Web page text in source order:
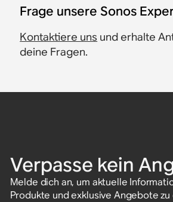
​Frage unsere Sonos
Kontaktiere uns und erhalte
deine Fragen.
Verpasse kein
Melde dich an, um aktuelle
Produkte und exklusive Angebote